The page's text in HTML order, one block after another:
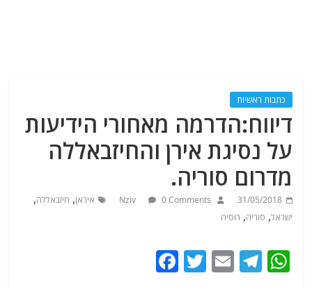
כתבות ראשיות
דיווח:הדרמה מאחורי הידיעות
על נסיגת אירן והחיזבאללה
מדרום סוריה.
31/05/2018
Nziv 0 Comments איראן, חיזבאללה,
ישראל, סוריה, רוסיה
W
T
E
T